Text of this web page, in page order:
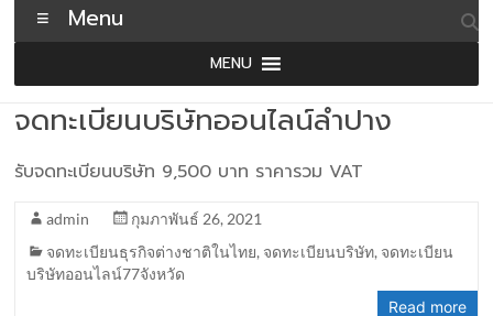
Menu
MENU
จดทะเบียนบริษัทออนไลน์ลำปาง
รับจดทะเบียนบริษัท 9,500 บาท ราคารวม VAT
admin
กุมภาพันธ์ 26, 2021
จดทะเบียนธุรกิจต่างชาติในไทย, จดทะเบียนบริษัท, จดทะเบียน
บริษัทออนไลน์77จังหวัด
Read more